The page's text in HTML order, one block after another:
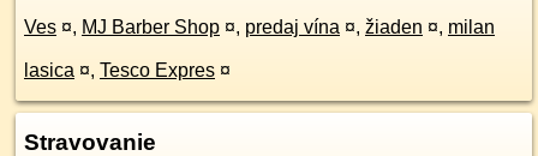
Ves ¤, MJ Barber Shop ¤, predaj vína ¤, žiaden ¤, milan
lasica ¤, Tesco Expres ¤
Stravovanie